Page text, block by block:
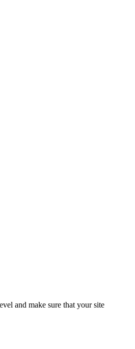
and make sure that your site